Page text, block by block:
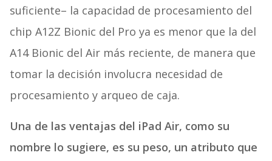
suficiente– la capacidad de procesamiento del
chip A12Z Bionic del Pro ya es menor que la del
A14 Bionic del Air más reciente, de manera que
tomar la decisión involucra necesidad de
procesamiento y arqueo de caja.
Una de las ventajas del iPad Air, como su
nombre lo sugiere, es su peso, un atributo que